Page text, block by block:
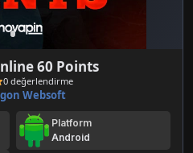
60 Points
Websoft
Platform
Android